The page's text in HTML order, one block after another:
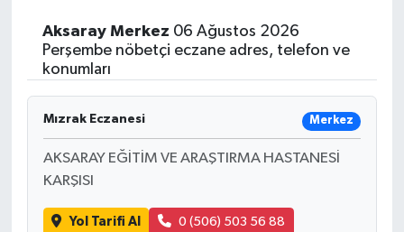
Aksaray Merkez 06 Ağustos 2026
Perşembe nöbetçi eczane adres, telefon ve
konumları
Mızrak Eczanesi Merkez
AKSARAY EĞİTİM VE ARAŞTIRMA HASTANESİ
KARŞISI
Yol Tarifi Al 0 (506) 503 56 88